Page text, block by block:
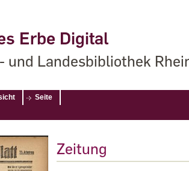
Erbe Digital
und Landesbibliothek
Seite
Zeitung